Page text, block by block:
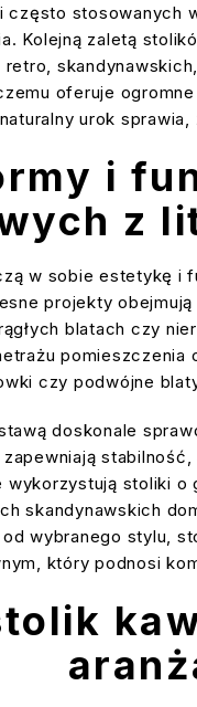
Kolejną zaletą
oferuje
urok
i
z
w sobie estetykę
projekty
blatach czy
czy podwójne
doskonale
stoliki
skandynawskich
wybranego stylu,
który podnosi